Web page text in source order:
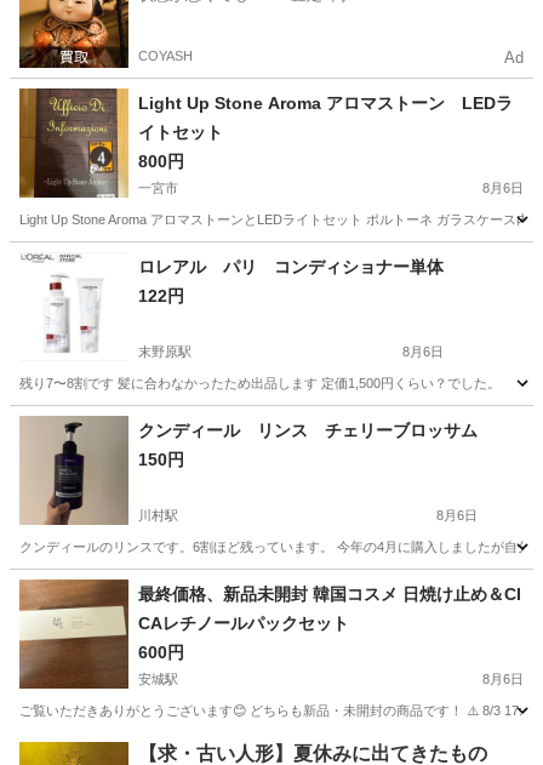
COYASH Ad
Light Up Stone Aroma アロマストーン LEDラ
イトセット
800円
一宮市 8月6日
Light Up Stone Aroma アロマストーンとLEDライトセット ポルトーネ ガラスケース
愛知 LED
ロレアル パリ コンディショナー単体
122円
末野原駅 8月6日
残り7〜8割です 髪に合わなかったため出品します 定価1,500円くらい？でした。
愛知 豊田市 末野原駅 ヘアケア パリ
クンディール リンス チェリーブロッサム
150円
川村駅 8月6日
クンディールのリンスです。6割ほど残っています。 今年の4月に購入しましたが自分
愛知 名古屋市 川村駅 ヘアケア
最終価格、新品未開封 韓国コスメ 日焼け止め＆CI
CAレチノールパックセット
600円
安城駅 8月6日
ご覧いただきありがとうございます😊 どちらも新品・未開封の商品です！ ⚠️ 8/3
安城駅 スキンケア
【求・古い人形】夏休みに出てきたもの